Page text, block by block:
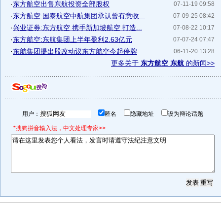
07-11-19 09:58
·东方航空出售东航投资全部股权
07-09-25 08:42
·东方航空:国泰航空中航集团承认曾有意收...
07-08-22 10:17
·兴业证券:东方航空 携手新加坡航空 打造...
07-07-24 07:47
·东方航空:东航集团上半年盈利2.63亿元
06-11-20 13:28
·东航集团提出股改动议东方航空今起停牌
更多关于 东方航空 东航 的新闻>>
用户： 匿名 隐藏地址 设为辩论话题
*搜狗拼音输入法，中文处理专家>>